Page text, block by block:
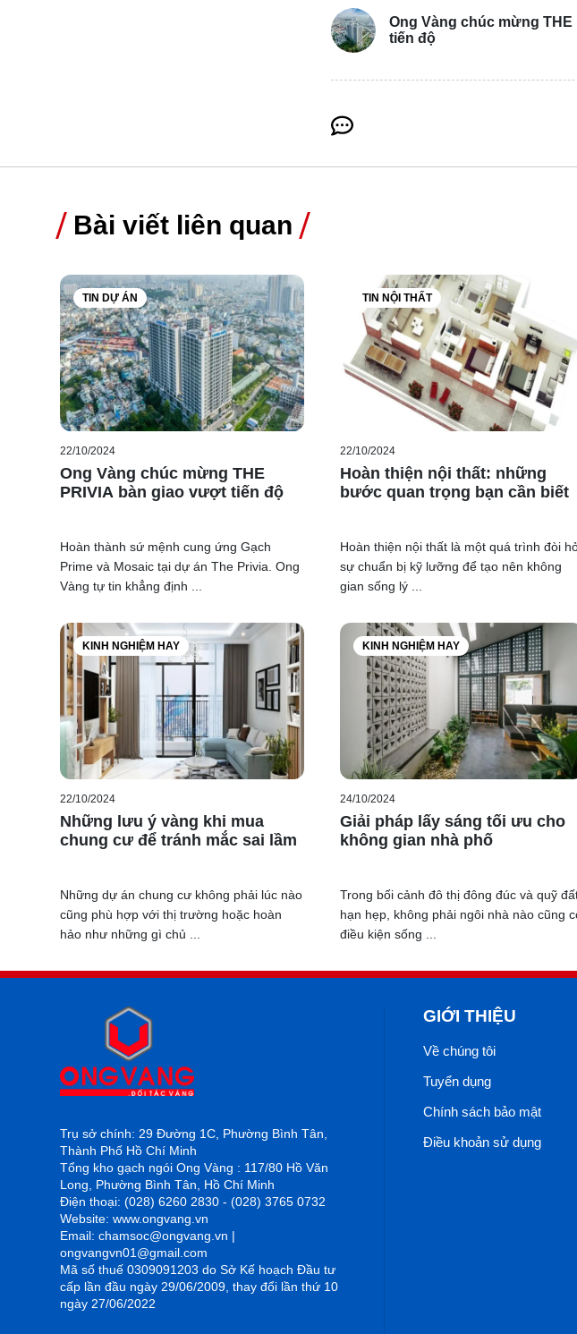
Mọi chi tiết về Dự Án xin vui lòng liên
Mrs Trang:0977 872 361
Email:
chamsoc@ongvang.vn
Ong Vàng chúc mừng
tiến độ
Bài viết liên quan
TIN DỰ ÁN
22/10/2024
Ong Vàng chúc mừng THE
PRIVIA bàn giao vượt tiến độ
Hoàn thành sứ mệnh cung ứng Gạch
Prime và Mosaic tại dự án The Privia. Ong
Vàng tự tin khẳng định ...
TIN NỘI THẤT
22/10/2024
Hoàn thiện nội thất: những
bước quan trọng bạn cần biết
Hoàn thiện nội thất là một quá trình đòi
sự chuẩn bị kỹ lưỡng để tạo nên không
gian sống lý ...
KINH NGHIỆM HAY
22/10/2024
Những lưu ý vàng khi mua
chung cư để tránh mắc sai lầm
Những dự án chung cư không phải lúc nào
cũng phù hợp với thị trường hoặc hoàn
hảo như những gì chủ ...
KINH NGHIỆM HAY
24/10/2024
Giải pháp lấy sáng tối ưu cho
không gian nhà phố
Trong bối cảnh đô thị đông đúc và quỹ
hạn hẹp, không phải ngôi nhà nào cũng
điều kiện sống ...
Trụ sở chính: 29 Đường 1C, Phường Bình Tân,
Thành Phố Hồ Chí Minh
Tổng kho gạch ngói Ong Vàng : 117/80 Hồ Văn
Long, Phường Bình Tân, Hồ Chí Minh
Điện thoại: (028) 6260 2830 - (028) 3765 0732
Website: www.ongvang.vn
Email: chamsoc@ongvang.vn |
ongvangvn01@gmail.com
Mã số thuế 0309091203 do Sở Kế hoạch Đầu tư
cấp lần đầu ngày 29/06/2009, thay đổi lần thứ 10
ngày 27/06/2022
GIỚI THIỆU
Về chúng tôi
Tuyển dụng
Chính sách bảo mật
Điều khoản sử dụng